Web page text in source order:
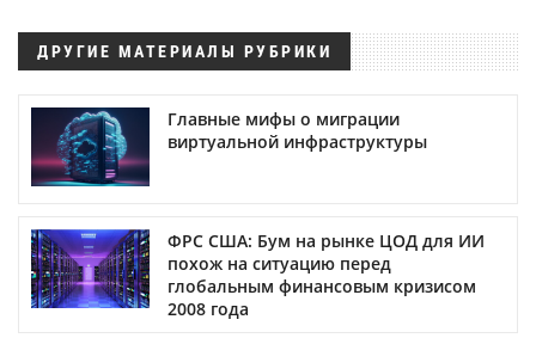
ДРУГИЕ МАТЕРИАЛЫ РУБРИКИ
Главные мифы о миграции
виртуальной инфраструктуры
ФРС США: Бум на рынке ЦОД для ИИ
похож на ситуацию перед
глобальным финансовым кризисом
2008 года